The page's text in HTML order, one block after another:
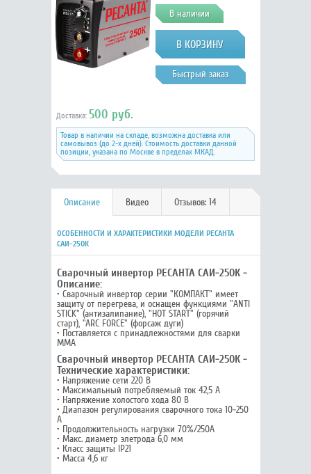
В наличии
Быстрый заказ
Доставка: 500 руб.
Товар в наличии на складе, возможна доставка или
самовывоз (до 2-х дней). Стоимость доставки данной
позиции, указана по Москве в пределах МКАД.
Описание Видео Отзывов: 14
ОСОБЕННОСТИ И ХАРАКТЕРИСТИКИ МОДЕЛИ РЕСАНТА
САИ-250К
Сварочный инвертор РЕСАНТА САИ-250К -
Описание:
• Сварочный инвертор серии "КОМПАКТ" имеет
защиту от перегрева, и оснащен функциями "ANTI
STICK" (антизалипание), "HOT START" (горячий
старт), "ARC FORCE" (форсаж дуги)
• Поставляется с принадлежностями для сварки
MMA
Сварочный инвертор РЕСАНТА САИ-250К -
Технические характеристики:
• Напряжение сети 220 В
• Максимальный потребляемый ток 42,5 А
• Напряжение холостого хода 80 В
• Диапазон регулирования сварочного тока 10-250
А
• Продолжительность нагрузки 70%/250А
• Макс. диаметр элетрода 6,0 мм
• Класс защиты IP21
• Масса 4,6 кг